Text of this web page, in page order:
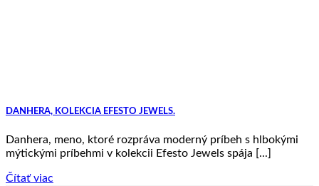
DANHERA, KOLEKCIA EFESTO JEWELS.
Danhera, meno, ktoré rozpráva moderný príbeh s hlbokými
mýtickými príbehmi v kolekcii Efesto Jewels spája [...]
Čítať viac